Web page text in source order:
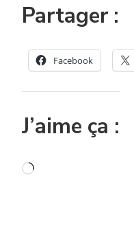
Partager :
Facebook
J’aime ça :
Chargement…